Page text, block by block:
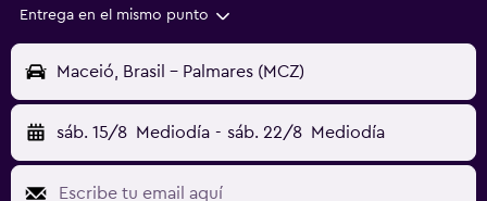
Entrega en el mismo punto
Maceió, Brasil - Palmares (MCZ)
sáb. 15/8 Mediodía - sáb. 22/8 Mediodía